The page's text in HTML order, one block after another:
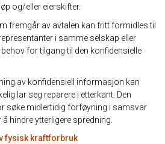
og/eller eierskifter.
fremgår av avtalen kan fritt formidles til
i samme selskap eller
for tilgang til den konfidensielle
av konfidensiell informasjon kan
lar seg reparere i etterkant. Den
søke midlertidig forføyning i samsvar
hindre ytterligere spredning.
fysisk kraftforbruk